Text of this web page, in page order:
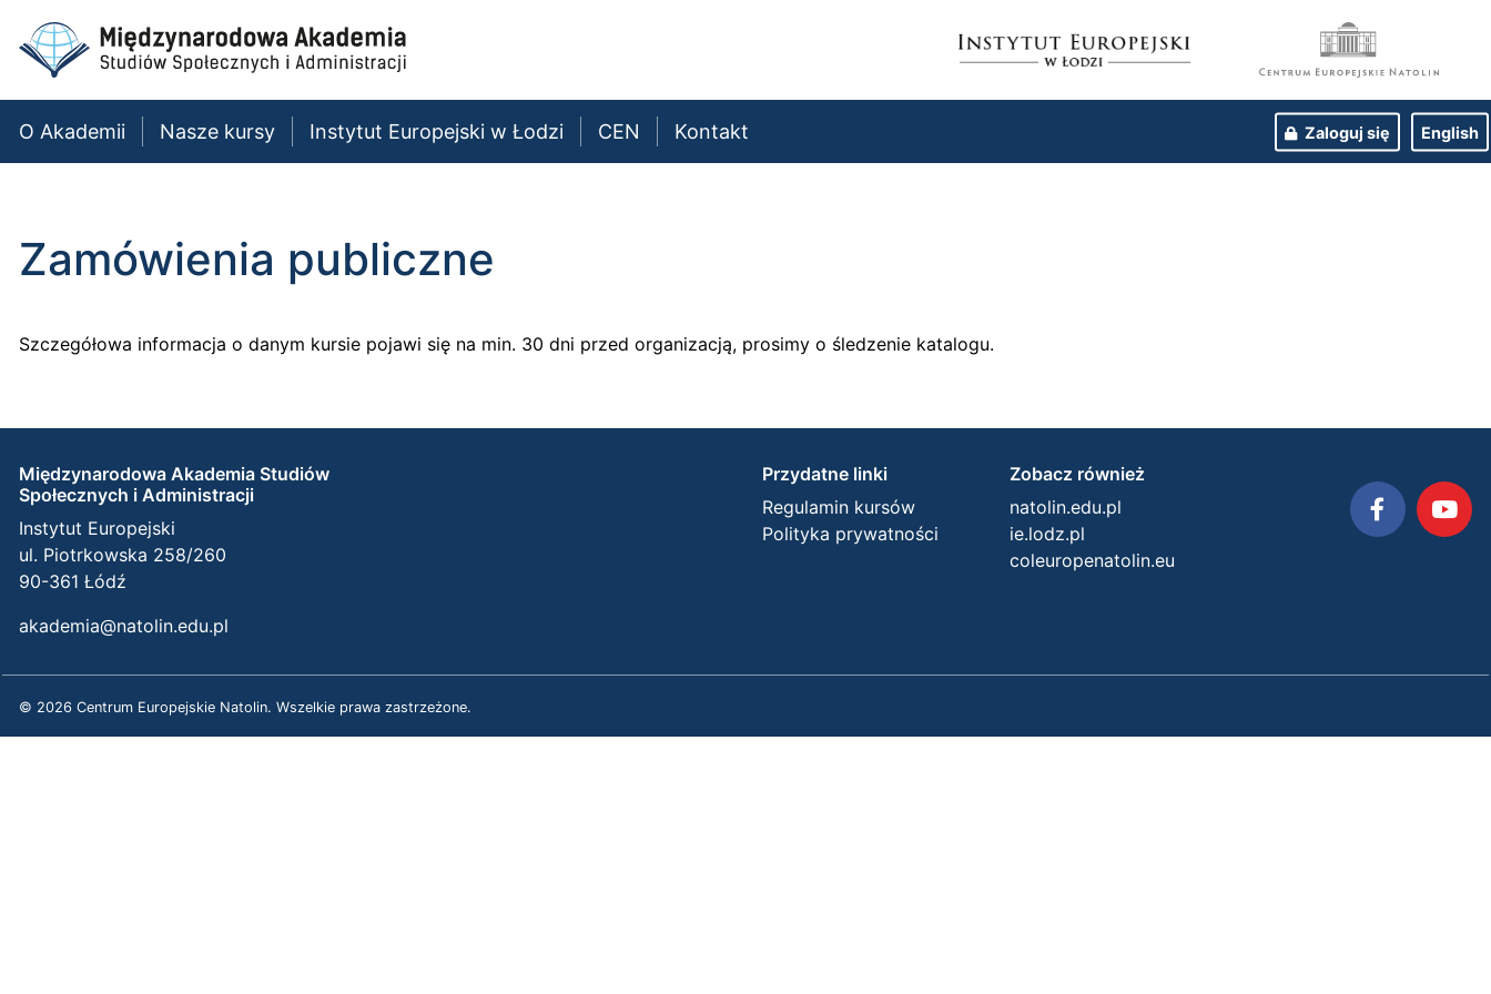
O Akademii Nasze kursy Instytut Europejski w Łodzi CEN Kontakt Zaloguj się English
Zamówienia publiczne
Szczegółowa informacja o danym kursie pojawi się na min. 30 dni przed organizacją, prosimy o śledzenie katalogu.
Międzynarodowa Akademia Studiów
Społecznych i Administracji
Instytut Europejski
ul. Piotrkowska 258/260
90-361 Łódź
akademia@natolin.edu.pl
Przydatne linki
Regulamin kursów
Polityka prywatności
Zobacz również
natolin.edu.pl
ie.lodz.pl
coleuropenatolin.eu
© 2026 Centrum Europejskie Natolin. Wszelkie prawa zastrzeżone.